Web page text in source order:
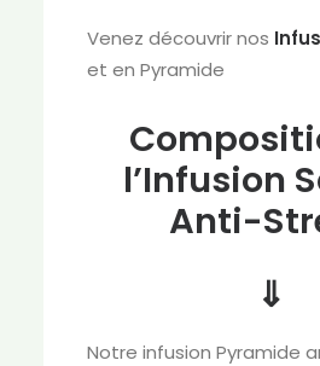
Venez découvrir nos
et en Pyramide
l’Infusion
Anti-
⇓
Notre infusion Pyramide